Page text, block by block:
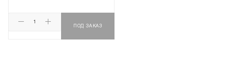
ПОД ЗАКАЗ